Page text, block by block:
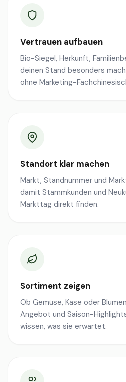
Vertrauen aufbauen
Bio-Siegel, Herkunft,
deinen Stand besonders
ohne Marketing-
Standort klar machen
Markt, Standnummer und
damit Stammkunden und
Markttag direkt finden.
Sortiment zeigen
Ob Gemüse, Käse oder
Angebot und Saison-
wissen, was sie erwartet.